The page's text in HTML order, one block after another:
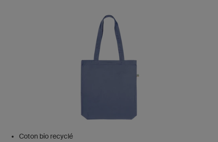
Coton bio recyclé